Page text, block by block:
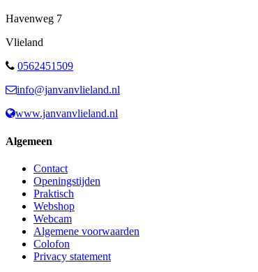
Havenweg 7
Vlieland
0562451509
info@janvanvlieland.nl
www.janvanvlieland.nl
Algemeen
Contact
Openingstijden
Praktisch
Webshop
Webcam
Algemene voorwaarden
Colofon
Privacy statement